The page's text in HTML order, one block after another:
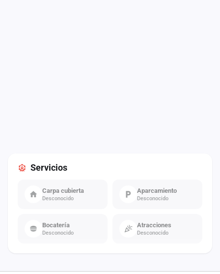
Servicios
Carpa cubierta
Desconocido
Aparcamiento
Desconocido
Bocatería
Desconocido
Atracciones
Desconocido